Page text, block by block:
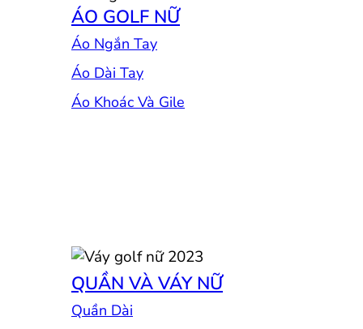
ÁO GOLF NỮ
Áo Ngắn Tay
Áo Dài Tay
Áo Khoác Và Gile
QUẦN VÀ VÁY NỮ
Quần Dài